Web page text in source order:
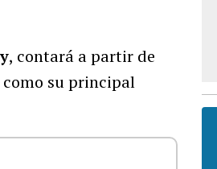
, contará a partir de
como su principal